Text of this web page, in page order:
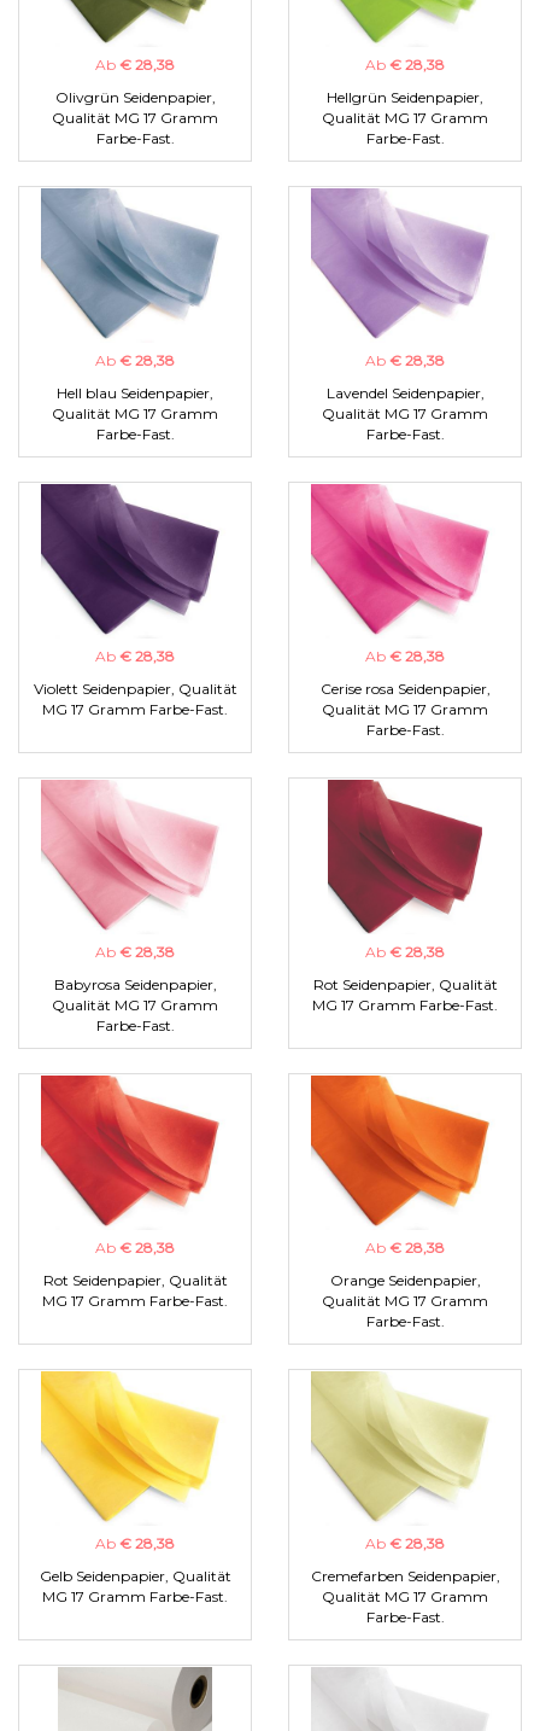
Ab € 28,38
Olivgrün Seidenpapier,
Qualität MG 17 Gramm
Farbe-Fast.
Ab € 28,38
Hellgrün Seidenpapier,
Qualität MG 17 Gramm
Farbe-Fast.
Ab € 28,38
Hell blau Seidenpapier,
Qualität MG 17 Gramm
Farbe-Fast.
Ab € 28,38
Lavendel Seidenpapier,
Qualität MG 17 Gramm
Farbe-Fast.
Ab € 28,38
Violett Seidenpapier, Qualität
MG 17 Gramm Farbe-Fast.
Ab € 28,38
Cerise rosa Seidenpapier,
Qualität MG 17 Gramm
Farbe-Fast.
Ab € 28,38
Babyrosa Seidenpapier,
Qualität MG 17 Gramm
Farbe-Fast.
Ab € 28,38
Rot Seidenpapier, Qualität
MG 17 Gramm Farbe-Fast.
Ab € 28,38
Rot Seidenpapier, Qualität
MG 17 Gramm Farbe-Fast.
Ab € 28,38
Orange Seidenpapier,
Qualität MG 17 Gramm
Farbe-Fast.
Ab € 28,38
Gelb Seidenpapier, Qualität
MG 17 Gramm Farbe-Fast.
Ab € 28,38
Cremefarben Seidenpapier,
Qualität MG 17 Gramm
Farbe-Fast.